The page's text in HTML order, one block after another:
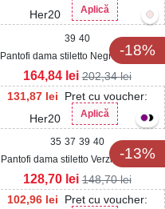
Her20
Aplică
-18%
39 40
Pantofi dama stiletto Negri din Piele
Ecologica Lacuita Fynley
131,87 lei
Pret cu voucher:
Her20
Aplică
164,84 lei 202,34lei
-13%
35 37 39 40
Pantofi dama stiletto Verzi din Satin
Devani
102,96 lei
Pret cu voucher:
128,70 lei 148,70lei